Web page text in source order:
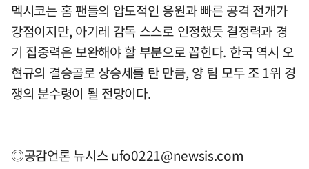
멕시코는 홈 팬들의 압도적인 응원과 빠른 공격 전개가
강점이지만, 아기레 감독 스스로 인정했듯 결정력과 경
기 집중력은 보완해야 할 부분으로 꼽힌다. 한국 역시 오
현규의 결승골로 상승세를 탄 만큼, 양 팀 모두 조 1위 경
쟁의 분수령이 될 전망이다.
◎공감언론 뉴시스ufo0221@newsis.com